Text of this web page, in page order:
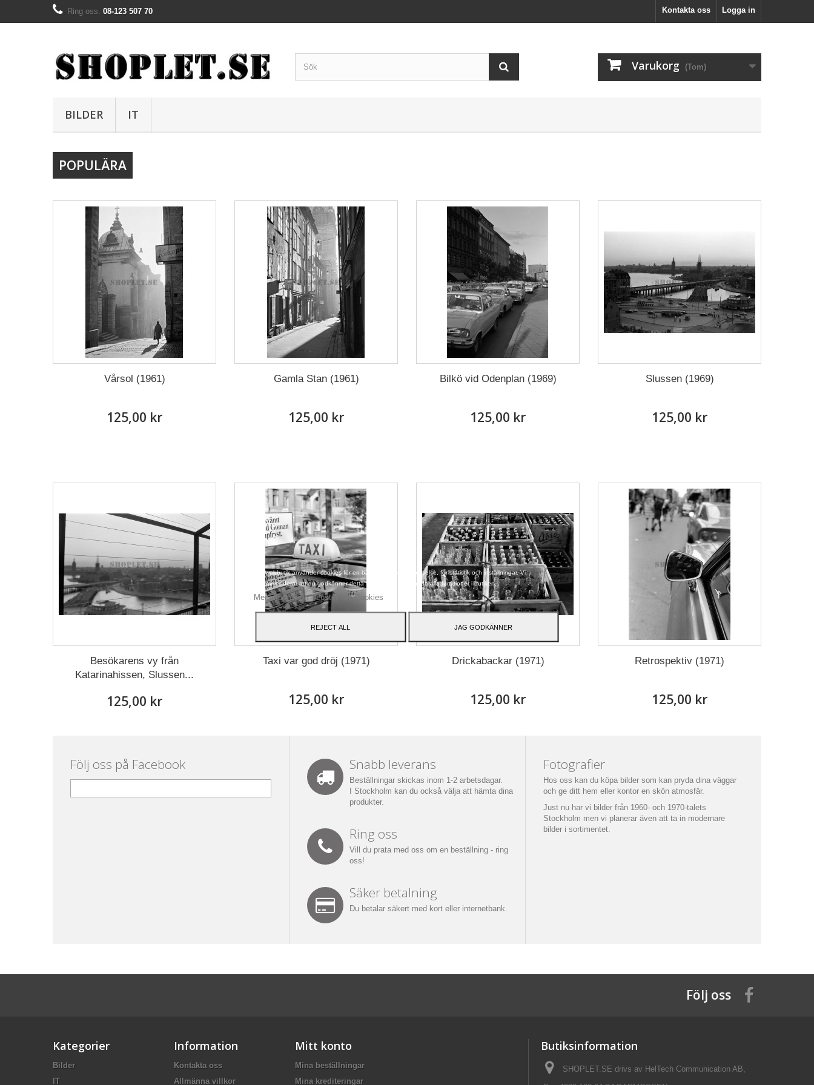
Logga in
Kontakta oss
Ring oss: 08-123 507 70
Varukorg (Tom)
BILDER IT
POPULÄRA
Vårsol (1961)
125,00 kr
Gamla Stan (1961)
125,00 kr
Bilkö vid Odenplan (1969)
125,00 kr
Slussen (1969)
125,00 kr
Besökarens vy från
Katarinahissen, Slussen...
125,00 kr
Taxi var god dröj (1971)
125,00 kr
Drickabackar (1971)
125,00 kr
Retrospektiv (1971)
125,00 kr
Följ oss på Facebook Snabb leverans
Beställningar skickas inom 1-2 arbetsdagar.
I Stockholm kan du också välja att hämta dina
produkter.
Ring oss
Vill du prata med oss om en beställning - ring
oss!
Säker betalning
Du betalar säkert med kort eller internetbank.
Fotografier
Hos oss kan du köpa bilder som kan pryda dina väggar
och ge ditt hem eller kontor en skön atmosfär.
Just nu har vi bilder från 1960- och 1970-talets
Stockholm men vi planerar även att ta in modernare
bilder i sortimentet.
Följ oss
Kategorier
Bilder
IT
Information
Kontakta oss
Allmänna villkor
Mitt konto
Mina beställningar
Mina krediteringar
Butiksinformation
SHOPLET.SE drivs av HelTech Communication AB,
Vår webbutik använder cookies för en bättre användarupplevelse, för statistik och inställningar. Vi
rekommenderar att du godkänner detta för att kunna använda alla funktioner i butiken.
Mer information Customize Cookies
REJECT ALL JAG GODKÄNNER